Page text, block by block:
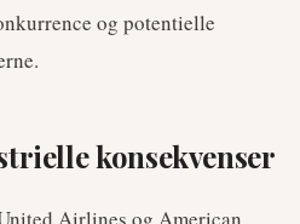
og potentielle
konsekvenser